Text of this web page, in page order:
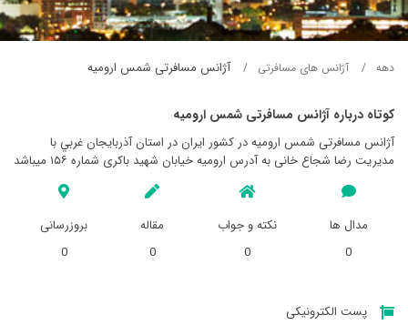
دهه آژانس های مسافرتی آژانس مسافرتی شمس اروميه
کوتاه درباره آژانس مسافرتی شمس اروميه
آژانس مسافرتی شمس اروميه در کشور ایران در استان آذربايجان غربي با
مدیریت رضا شجاع خانی به آدرس ارومیه خیابان شهید باکری شماره ۱۵۶ میباشد
مدال ها
0
نکته و جواب
0
مقاله
0
بروزرسانی
0
پست الکترونیکی